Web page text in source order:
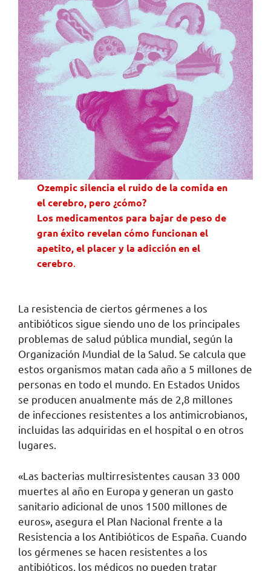
Ozempic silencia el ruido de la comida en
el cerebro, pero ¿cómo?
Los medicamentos para bajar de peso de
gran éxito revelan cómo funcionan el
apetito, el placer y la adicción en el
cerebro
La resistencia de ciertos gérmenes a los
antibióticos sigue siendo uno de los principales
problemas de salud pública mundial, según la
Organización Mundial de la Salud. Se calcula que
estos organismos matan cada año a 5 millones de
personas en todo el mundo. En Estados Unidos
se producen anualmente más de 2,8 millones
de infecciones resistentes a los antimicrobianos,
incluidas las adquiridas en el hospital o en otros
lugares.
«Las bacterias multirresistentes causan 33 000
muertes al año en Europa y generan un gasto
sanitario adicional de unos 1500 millones de
euros», asegura el Plan Nacional frente a la
Resistencia a los Antibióticos de España. Cuando
los gérmenes se hacen resistentes a los
antibióticos, los médicos no pueden tratar